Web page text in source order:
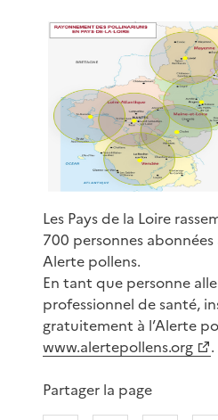
Les Pays de la Loire
700 personnes
Alerte pollens.
En tant que personne
professionnel de santé,
gratuitement à l’Alerte
www.alertepollens.org
.
Partager la page